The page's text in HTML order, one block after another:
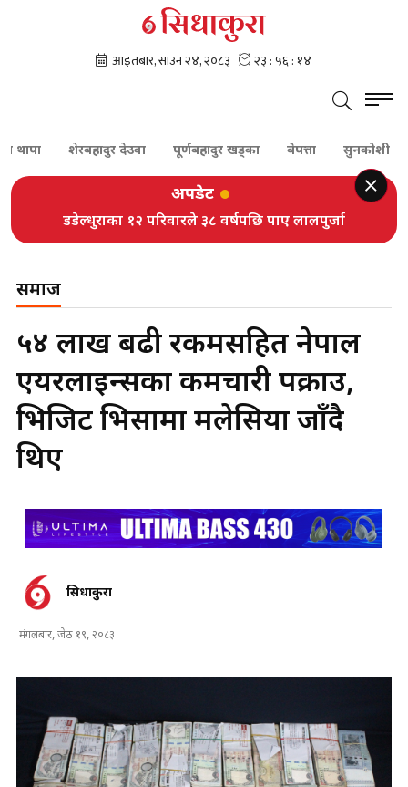
शेरबहादुर देउवा पूर्णबहादुर खड्का बेपत्ता सुनकोशी
अपडेट
डडेल्धुराका १२ परिवारले ३८ वर्षपछि पाए लालपुर्जा
समाज
५४ लाख बढी रकमसहित नेपाल
एयरलाइन्सका कर्मचारी पक्राउ,
भिजिट भिसामा मलेसिया जाँदै
थिए
सिधाकुरा
मंगलबार, जेठ १९, २०८३